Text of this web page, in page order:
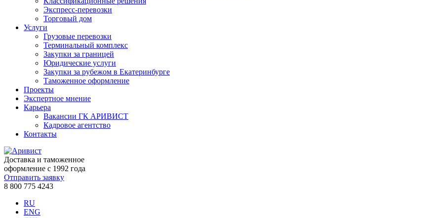
Экспресс-перевозки
Торговый дом
Услуги
Грузовые перевозки
Терминальный комплекс
Закупки за границей
Юридические услуги
Закупки за рубежом в Екатеринбурге
Таможенное оформление
Проекты
Экспертное мнение
Карьера
Вакансии ГК АРИВИСТ
Кадровое агентство
Контакты
Доставка и таможенное
оформление с 1992 года
Отправить заявку
8 800 775 4243
RU
ENG